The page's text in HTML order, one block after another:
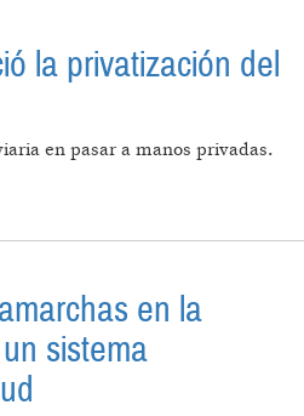
la privatización del
en pasar a manos privadas.
en la
sistema